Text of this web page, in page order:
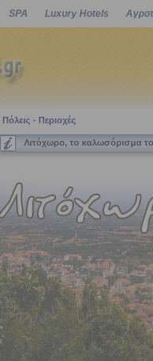
SPA Luxury Hotels
Πόλεις - Περιοχές
Λιτόχωρο, το καλωσόρισμα